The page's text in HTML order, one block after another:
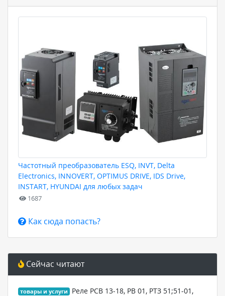
Частотный преобразователь ESQ, INVT, Delta
Electronics, INNOVERT, OPTIMUS DRIVE, IDS Drive,
INSTART, HYUNDAI для любых задач
1687
Как сюда попасть?
Сейчас читают
товары и услуги
Реле РСВ 13-18, РВ 01, РТЗ 51;51-01,